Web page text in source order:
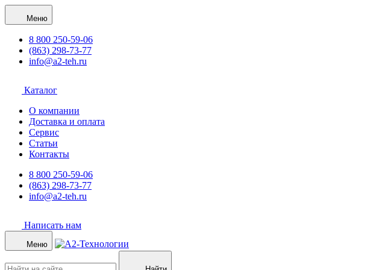
Меню
8 800 250-59-06
(863) 298-73-77
info@a2-teh.ru
Каталог
О компании
Доставка и оплата
Сервис
Статьи
Контакты
8 800 250-59-06
(863) 298-73-77
info@a2-teh.ru
Написать нам
Меню